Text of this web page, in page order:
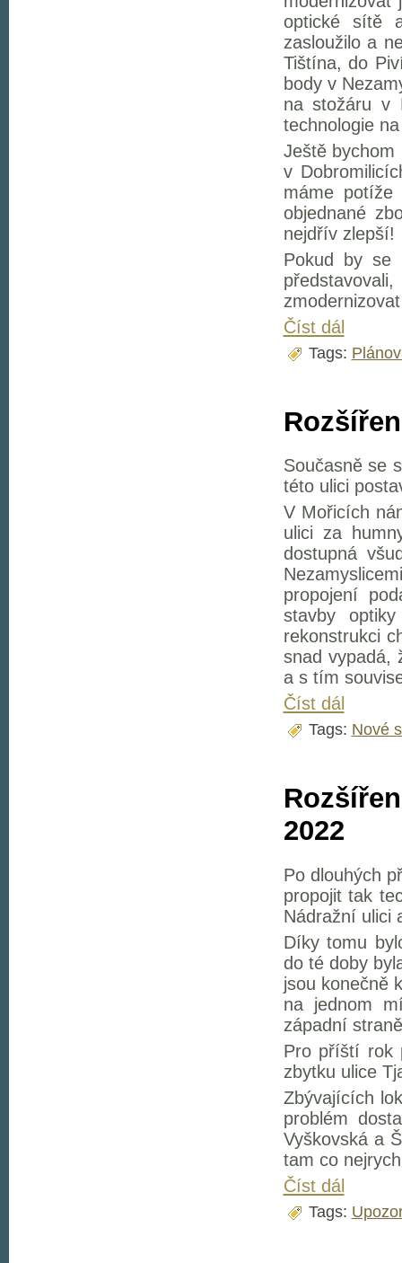
optické sítě
zasloužilo a
Tištína, do
body v
na stožáru v
technologie
Ještě
v
máme
objednané
nejdřív zlepší!
Pokud by se
Číst dál
Tags:
Současně se
této ulici
V Mořicích
ulici za
dostupná
propojení
stavby
rekonstrukci
snad vypadá,
a s tím
Číst dál
Tags: Nové
2022
Po dlouhých
propojit tak
Nádražní ulici
Díky tomu
do té doby
jsou konečně
na jednom
západní
Pro příští rok
zbytku ulice
Zbývajících
problém
Vyškovská a
tam co
Číst dál
Tags: